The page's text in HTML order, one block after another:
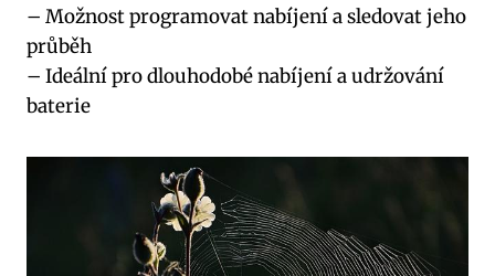
– Možnost programovat nabíjení‍ a⁣ sledovat jeho
průběh
– Ideální pro dlouhodobé nabíjení ‌a ‍udržování
baterie